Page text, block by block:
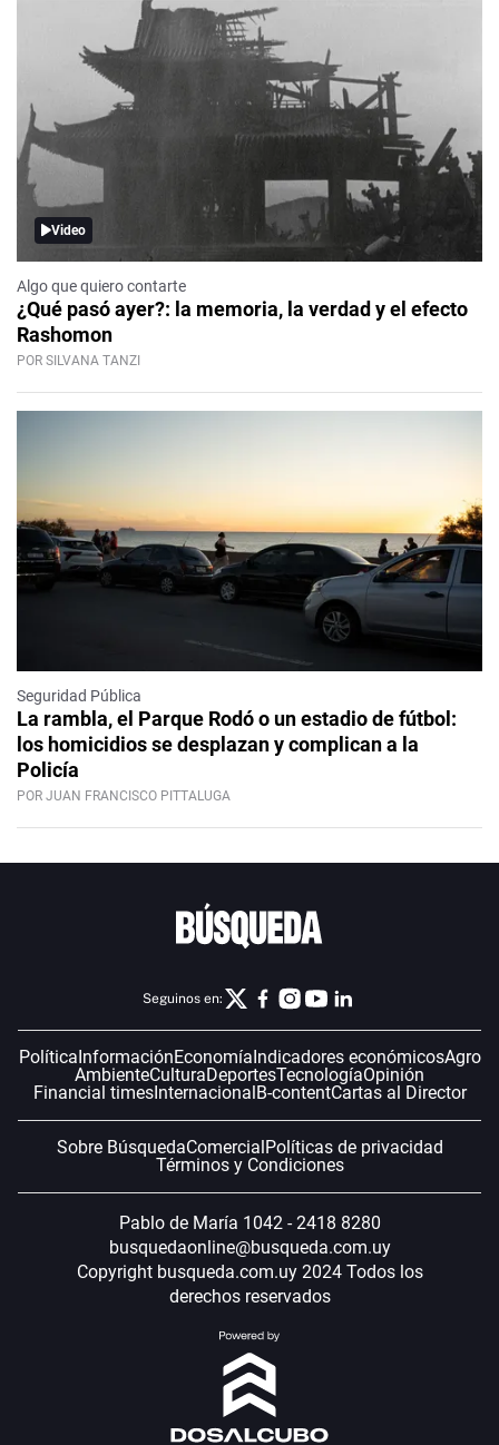
Video
Algo que quiero contarte
¿Qué pasó ayer?: la memoria, la verdad y el efecto
Rashomon
POR SILVANA TANZI
Seguridad Pública
La rambla, el Parque Rodó o un estadio de fútbol:
los homicidios se desplazan y complican a la
Policía
POR JUAN FRANCISCO PITTALUGA
Seguinos en:
Política InformaciónEconomía Indicadores económicosAgro
AmbienteCulturaDeportesTecnologíaOpinión
Financial timesInternacional B-contentCartas al Director
Sobre BúsquedaComercial Políticas de privacidad
Términos y Condiciones
Pablo de María 1042 - 2418 8280
busquedaonline@busqueda.com.uy
Copyright busqueda.com.uy 2024 Todos los
derechos reservados